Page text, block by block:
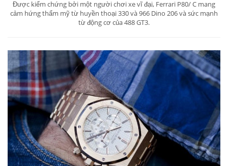
Được kiểm chứng bởi một người chơi xe vĩ đại, Ferrari P80/ C mang
cảm hứng thẩm mỹ từ huyền thoại 330 và 966 Dino 206 và sức mạnh
từ động cơ của 488 GT3.